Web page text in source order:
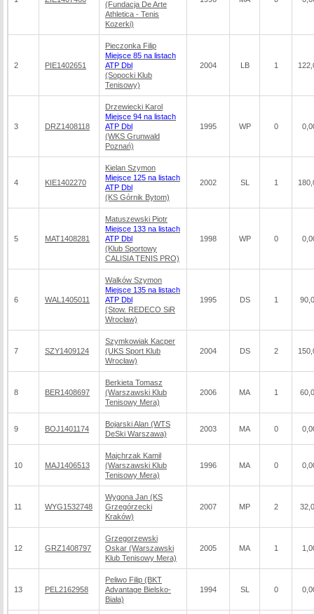
(Fundacja De Arte
Athletica - Tenis
Kozerki)
2 PIE1402651
Pieczonka Filip
Miejsce 85 na listach
ATP Dbl
(Sopocki Klub
Tenisowy)
2004 LB 1
3 DRZ1408118
Drzewiecki Karol
Miejsce 94 na listach
ATP Dbl
(WKS Grunwald
Poznań)
1995 WP 0
4 KIE1402270
Kielan Szymon
Miejsce 125 na listach
ATP Dbl
(KS Górnik Bytom)
2002 SL 1
5 MAT1408281
Matuszewski Piotr
Miejsce 133 na listach
ATP Dbl
(Klub Sportowy
CALISIA TENIS PRO)
1998 WP 0
6 WAL1405011
Walków Szymon
Miejsce 135 na listach
ATP Dbl
(Stow. REDECO SiR
Wrocław)
1995 DS 1
7 SZY1409124
Szymkowiak Kacper
(UKS Sport Klub
Wrocław)
2004 DS 2
8 BER1408697
Berkieta Tomasz
(Warszawski Klub
Tenisowy Mera)
2006 MA 1
9 BOJ1401174
Bojarski Alan (WTS
DeSki Warszawa)
2003 MA 0
10 MAJ1406513
Majchrzak Kamil
(Warszawski Klub
Tenisowy Mera)
1996 MA 0
11 WYG1532748
Wygona Jan (KS
Grzegórzecki
Kraków)
2007 MP 2
12 GRZ1408797
Grzegorzewski
Oskar (Warszawski
Klub Tenisowy Mera)
2005 MA 1
13 PEL2162958
Peliwo Filip (BKT
Advantage Bielsko-
Biała)
1994 SL 0